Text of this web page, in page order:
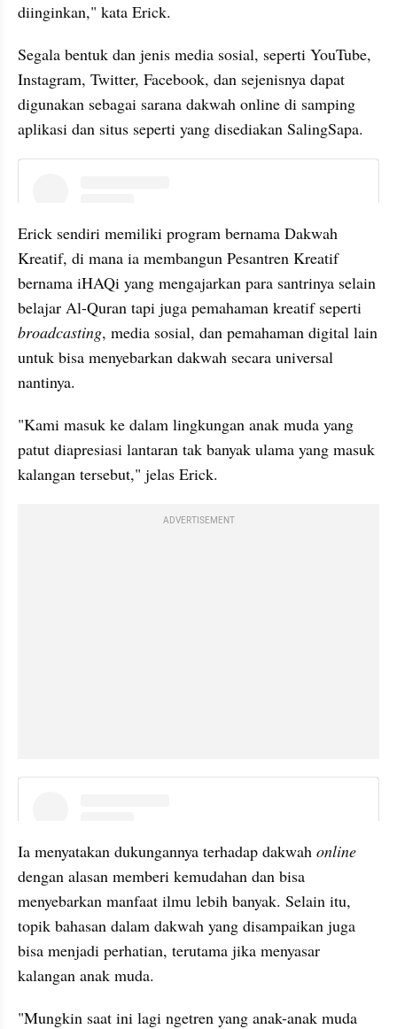
diinginkan," kata Erick.
Segala bentuk dan jenis media sosial, seperti YouTube,
Instagram, Twitter, Facebook, dan sejenisnya dapat
digunakan sebagai sarana dakwah online di samping
aplikasi dan situs seperti yang disediakan SalingSapa.
Erick sendiri memiliki program bernama Dakwah
Kreatif, di mana ia membangun Pesantren Kreatif
bernama iHAQi yang mengajarkan para santrinya selain
broadcasting, media sosial, dan pemahaman digital lain
untuk bisa menyebarkan dakwah secara universal
nantinya.
"Kami masuk ke dalam lingkungan anak muda yang
patut diapresiasi lantaran tak banyak ulama yang masuk
kalangan tersebut," jelas Erick.
ADVERTISEMENT
Ia menyatakan dukungannya terhadap dakwah
dengan alasan memberi kemudahan dan bisa
menyebarkan manfaat ilmu lebih banyak. Selain itu,
topik bahasan dalam dakwah yang disampaikan juga
bisa menjadi perhatian, terutama jika menyasar
kalangan anak muda.
"Mungkin saat ini lagi ngetren yang anak-anak muda